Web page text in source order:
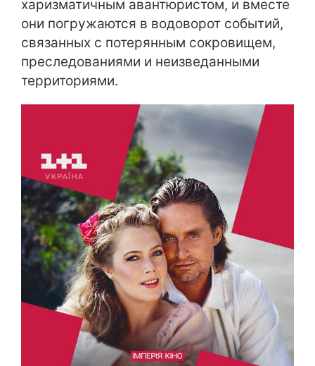
харизматичным авантюристом, и вместе
они погружаются в водоворот событий,
связанных с потерянным сокровищем,
преследованиями и неизведанными
территориями.